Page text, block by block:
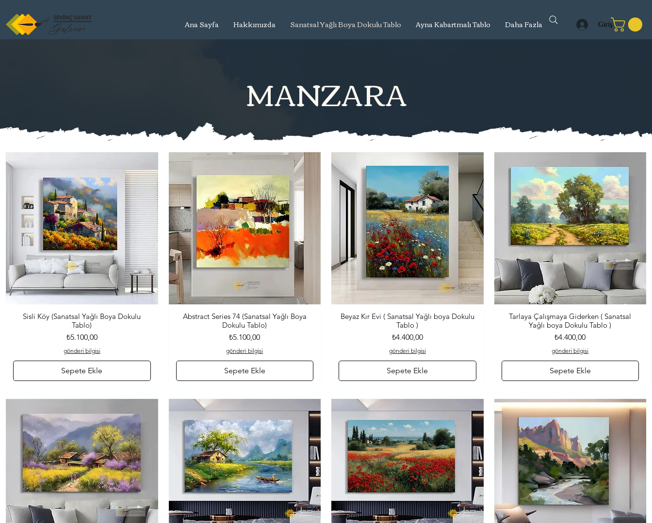
Ana Sayfa Hakkımızda Sanatsal Yağlı Boya Dokulu Tablo Ayna Kabartmalı Tablo Daha Fazla Giriş
MANZARA
Hızlı Bakış
Sisli Köy (Sanatsal Yağlı Boya Dokulu
Tablo)
Fiyat
₺5.100,00
gönderi bilgisi
Sepete Ekle
Hızlı Bakış
Abstract Series 74 (Sanatsal Yağlı Boya
Dokulu Tablo)
Fiyat
₺5.100,00
gönderi bilgisi
Sepete Ekle
Hızlı Bakış
Beyaz Kır Evi ( Sanatsal Yağlı boya Dokulu
Tablo )
Fiyat
₺4.400,00
gönderi bilgisi
Sepete Ekle
Hızlı Bakış
Tarlaya Çalışmaya Giderken ( Sanatsal
Yağlı boya Dokulu Tablo )
Fiyat
₺4.400,00
gönderi bilgisi
Sepete Ekle